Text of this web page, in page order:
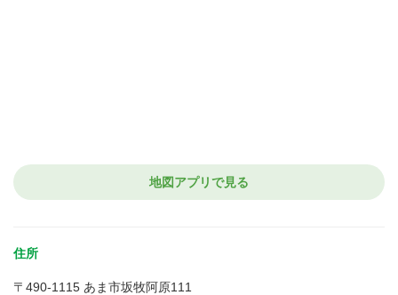
地図アプリで見る
住所
〒490-1115 あま市坂牧阿原111